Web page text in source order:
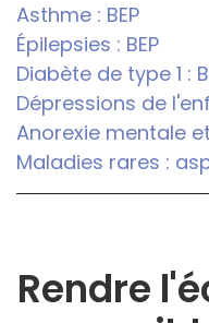
Asthme : BEP
Épilepsies : BEP
Diabète de type 1 :
Dépressions de
Anorexie mentale
Maladies rares :
Rendre